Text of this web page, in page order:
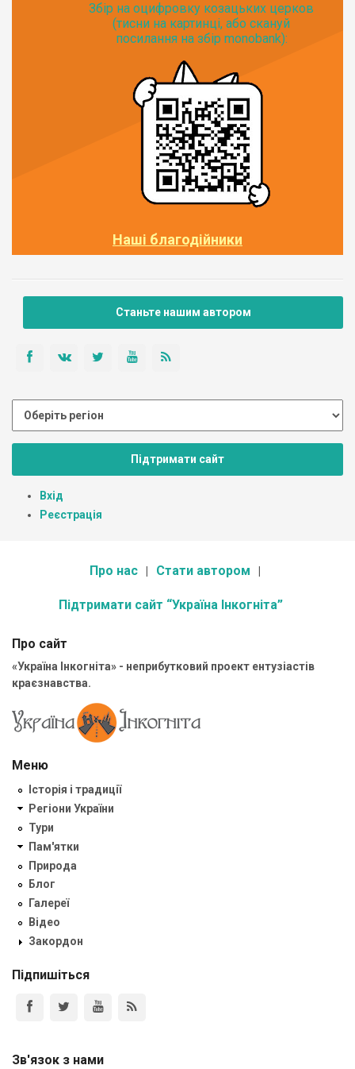
Збір на оцифровку козацьких церков
(тисни на картинці, або скануй
посилання на збір monobank):
Наші благодійники
Станьте нашим автором
Підтримати сайт
Вхід
Реєстрація
Про нас Стати автором
Підтримати сайт “Україна Інкогніта”
Про сайт
«Україна Інкогніта» - неприбутковий проект ентузіастів
краєзнавства.
Меню
Історія і традиції
Регіони України
Тури
Пам'ятки
Природа
Блог
Галереї
Відео
Закордон
Підпишіться
Зв'язок з нами